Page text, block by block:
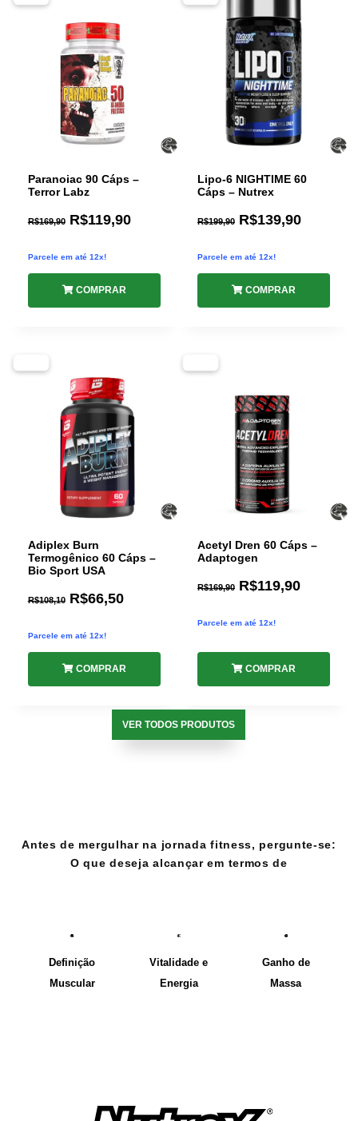
Paranoiac 90 Cáps –
Terror Labz
R$169,90 R$119,90
Parcele em até 12x!
COMPRAR
Lipo-6 NIGHTIME 60
Cáps – Nutrex
R$199,90 R$139,90
Parcele em até 12x!
COMPRAR
Adiplex Burn
Termogênico 60 Cáps –
Bio Sport USA
R$108,10 R$66,50
Parcele em até 12x!
COMPRAR
Acetyl Dren 60 Cáps –
Adaptogen
R$169,90 R$119,90
Parcele em até 12x!
COMPRAR
VER TODOS PRODUTOS
Antes de mergulhar na jornada fitness, pergunte-se:
O que deseja alcançar em termos de
Definição
Muscular
Vitalidade e
Energia
Ganho de
Massa